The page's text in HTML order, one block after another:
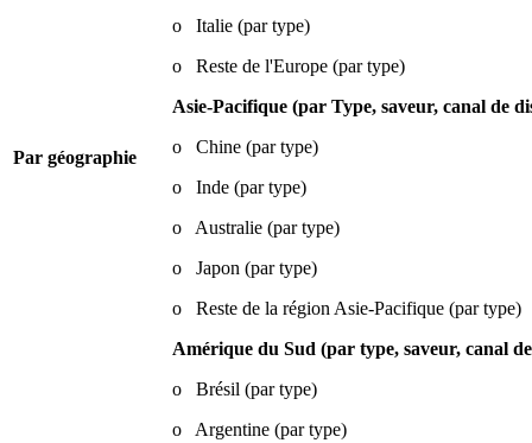
Par géographie
o Italie (par type)
o Reste de l'Europe (par type)
Asie-Pacifique (par Type, saveur, canal de
o Chine (par type)
o Inde (par type)
o Australie (par type)
o Japon (par type)
o Reste de la région Asie-Pacifique (par type)
Amérique du Sud (par type, saveur, canal
o Brésil (par type)
o Argentine (par type)